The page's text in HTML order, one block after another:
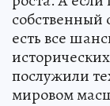
собственный
есть все
послужили
мировом